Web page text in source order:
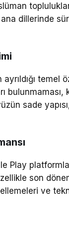
dillerinde
temel
sade
Play
son
ve